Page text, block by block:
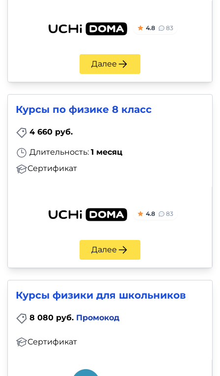
4.8 83
Далее
Курсы по физике 8 класс
4 660 руб.
Длительность: 1 месяц
Сертификат
4.8 83
Далее
Курсы физики для школьников
8 080 руб. Промокод
Сертификат